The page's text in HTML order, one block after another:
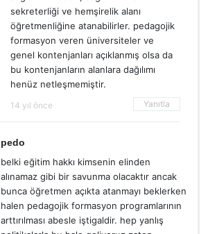
sekreterliği ve hemşirelik alanı
öğretmenliğine atanabilirler. pedagojik
formasyon veren üniversiteler ve
genel kontenjanları açıklanmış olsa da
bu kontenjanların alanlara dağılımı
henüz netleşmemiştir.
14 yıl önce Yanıtla
pedo
belki eğitim hakkı kimsenin elinden
alınamaz gibi bir savunma olacaktır ancak
bunca öğretmen açıkta atanmayı beklerken
halen pedagojik formasyon programlarının
arttırılması abesle iştigaldir. hep yanlış